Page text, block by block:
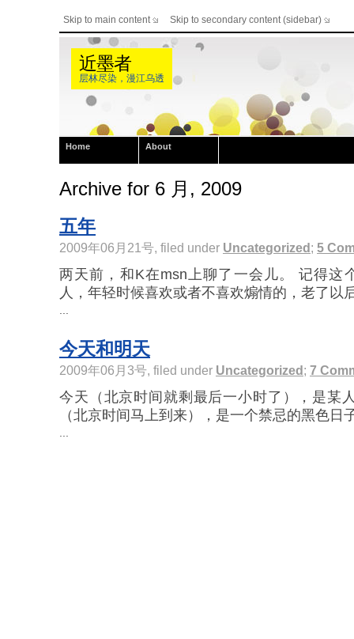
Skip to main content Skip to secondary content (sidebar)
近墨者
层林尽染，漫江乌透
Home About
Archive for 6 月, 2009
五年
2009年06月21号, filed under Uncategorized ; 5
两天前，和K在msn上聊了一会儿。 记得这
人，年轻时候喜欢或者不喜欢煽情的，老了以
今天和明天
2009年06月3号, filed under Uncategorized ; 7
今天（北京时间就剩最后一小时了），是某
（北京时间马上到来），是一个禁忌的黑色